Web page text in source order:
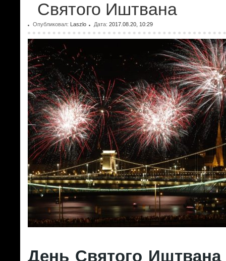
Святого Иштвана
Опубликовал: Laszlo Дата: 2017.08.20, 10:29
День Святого Иштвана